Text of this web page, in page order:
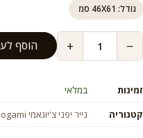
גודל: 46X61 סמ
−
+ הוסף
זמינות
במלאי
קטגוריה
נייר יפני צ'יוגאמי Chiyogami